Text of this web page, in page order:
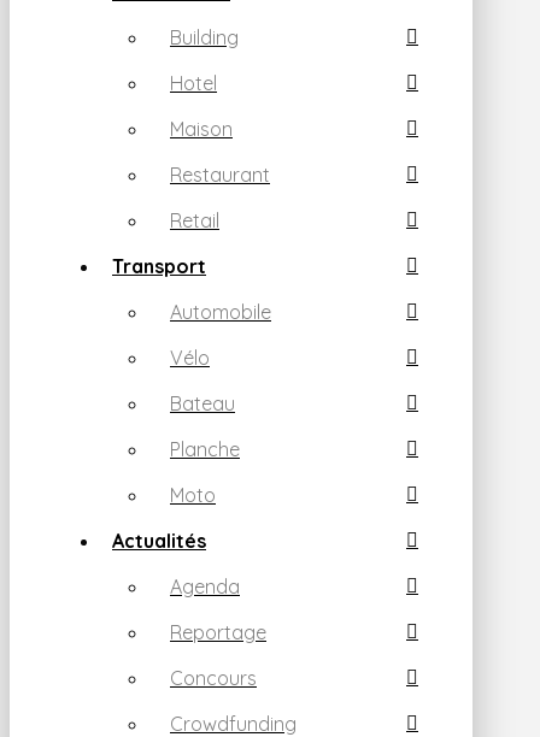
Building
Hotel
Maison
Restaurant
Retail
Transport
Automobile
Vélo
Bateau
Planche
Moto
Actualités
Agenda
Reportage
Concours
Crowdfunding